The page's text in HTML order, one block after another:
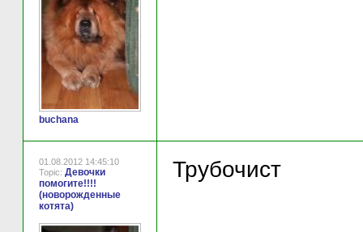
buchana
01.08.2012 14:45:10
Topic: Девочки
помогите!!!!
(новорожденные
котята)
Трубочист